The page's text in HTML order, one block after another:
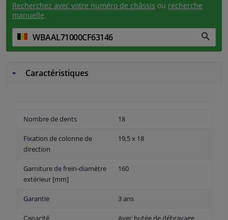
Recherchez avec votre numéro de châssis ou recherche
manuelle.
Caractéristiques
Nombre de dents 18
Fixation de colonne de
direction
19,5 x 18
Garniture de frein-diamètre
extérieur [mm]
160
Garantie 3 ans
Capacité Avec butée de débrayage